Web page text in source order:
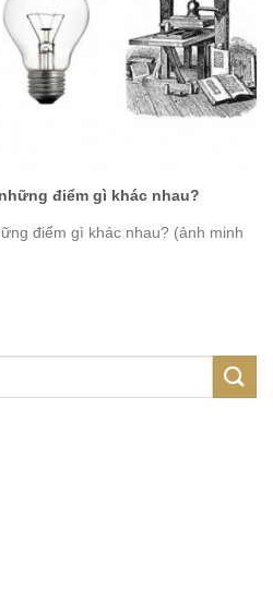
điểm gì khác nhau?
điểm gì khác nhau? (ảnh minh